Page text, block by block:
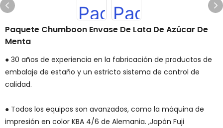
Paquete Chumboon Envase De Lata De Azúcar De
Menta
● 30 años de experiencia en la fabricación de productos de
embalaje de estaño y un estricto sistema de control de
calidad.
● Todos los equipos son avanzados, como la máquina de
impresión en color KBA 4/6 de Alemania. ,Japón Fuji